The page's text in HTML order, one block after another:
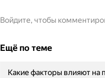
Войдите, чтобы
Ещё по теме
Какие факторы влияют на